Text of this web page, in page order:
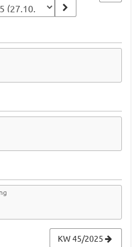
KW 45/2025